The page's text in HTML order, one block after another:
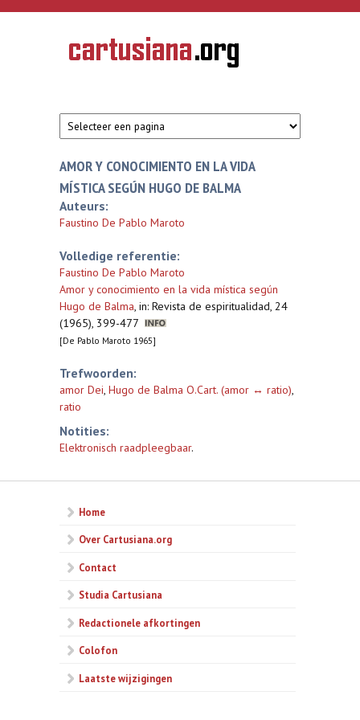
Overslaan en naar de inhoud gaan
CARTUSIANA
Geschiedenis
van de
AMOR Y CONOCIMIENTO EN LA VIDA
MÍSTICA SEGÚN HUGO DE BALMA
Auteurs:
Faustino De Pablo Maroto
Volledige referentie:
Faustino De Pablo Maroto
Amor y conocimiento en la vida mística según
Hugo de Balma, in: Revista de espiritualidad, 24
(1965), 399-477
[De Pablo Maroto 1965]
Trefwoorden:
amor Dei, Hugo de Balma O.Cart. (amor ↔ ratio),
ratio
Notities:
Elektronisch raadpleegbaar.
Home
Over Cartusiana.org
Contact
Studia Cartusiana
Redactionele afkortingen
Colofon
Laatste wijzigingen